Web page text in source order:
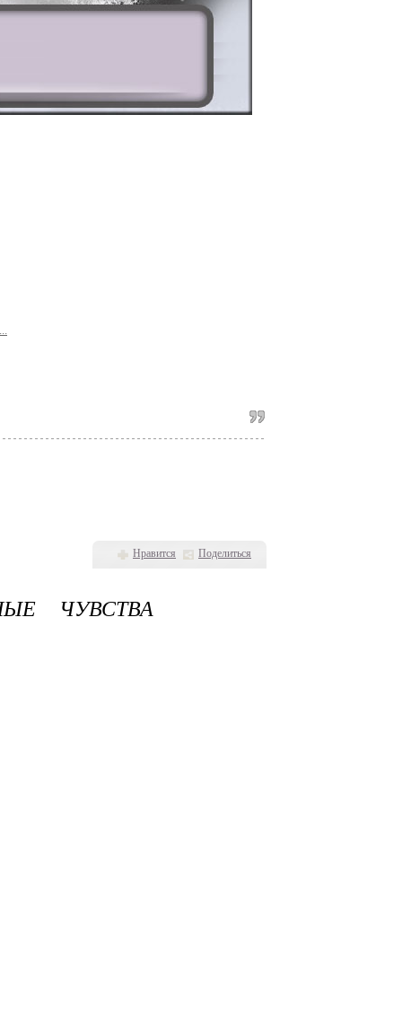
Нравится Поделиться
ЧУВСТВА